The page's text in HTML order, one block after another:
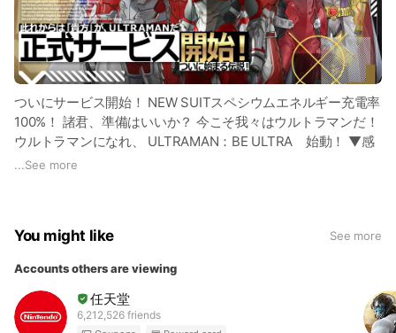
ついにサービス開始！ NEW SUITスペシウムエネルギー充電率
100%！ 諸君、準備はいいか？ 今こそ我々はウルトラマンだ！
ウルトラマンになれ、 ULTRAMAN：BE ULTRA 始動！ ▼感
動のアニメ名シーンが楽しめるストーリーモード！ ▼編成す
ージ等充実したコンテンツ！ ダウンロードはこちら iOS：
...See more
You might like See more
Accounts others are viewing
任天堂
6,212,526 friends